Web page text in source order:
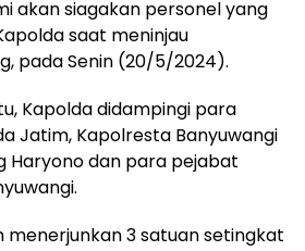
akan siagakan personel yang
saat meninjau
pada Senin (20/5/2024).
Kapolda didampingi para
Jatim, Kapolresta Banyuwangi
Haryono dan para pejabat
menerjunkan 3 satuan setingkat